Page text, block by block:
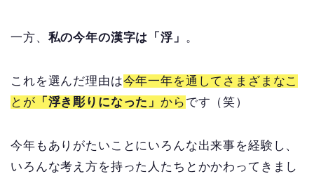
一方、 私の今年の漢字は 「浮」 。
これを選んだ理由は今年一年を通してさまざまなこ
とが 「浮き彫りになった」 から です（笑）
今年もありがたいことにいろんな出来事を経験し、
いろんな考え方を持った人たちとかかわってきまし